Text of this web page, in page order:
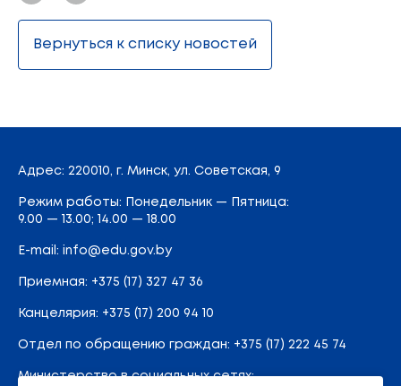
Вернуться к списку новостей
Адрес: 220010, г. Минск, ул. Советская, 9
Режим работы: Понедельник — Пятница:
9.00 — 13.00; 14.00 — 18.00
E-mail: info@edu.gov.by
Приемная: +375 (17) 327 47 36
Канцелярия: +375 (17) 200 94 10
Отдел по обращению граждан: +375 (17) 222 45 74
Министерство в социальных сетях: